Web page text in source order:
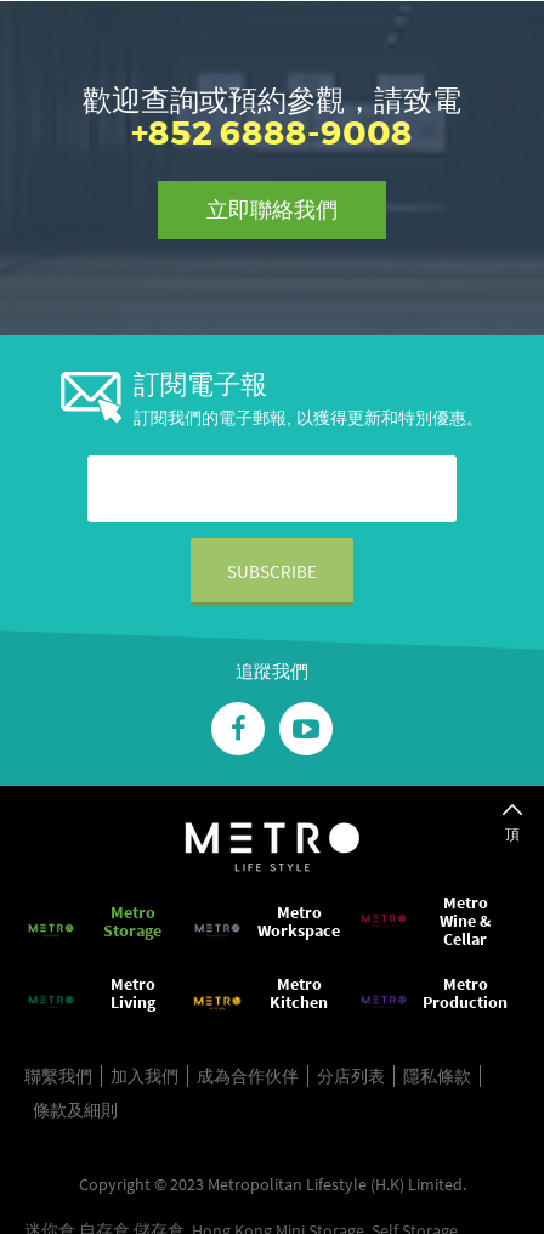
歡迎查詢或預約參觀，請致電
+852 6888-9008
立即聯絡我們
訂閱電子報
訂閱我們的電子郵報, 以獲得更新和特別優惠。
追蹤我們
Metro
Storage
Metro
Workspace
Metro
Wine &
Cellar
Metro
Living
Metro
Kitchen
Metro
Production
頂
聯繫我們 加入我們 成為合作伙伴 分店列表
隱私條款
條款及細則
Copyright © 2023 Metropolitan Lifestyle (H.K) Limited.